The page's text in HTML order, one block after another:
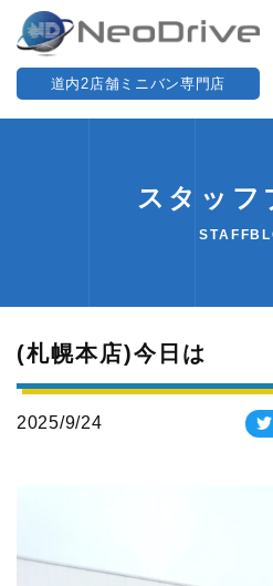
道内2店舗ミニバン専門店
スタッフ
(札幌本店)今日は
2025/9/24